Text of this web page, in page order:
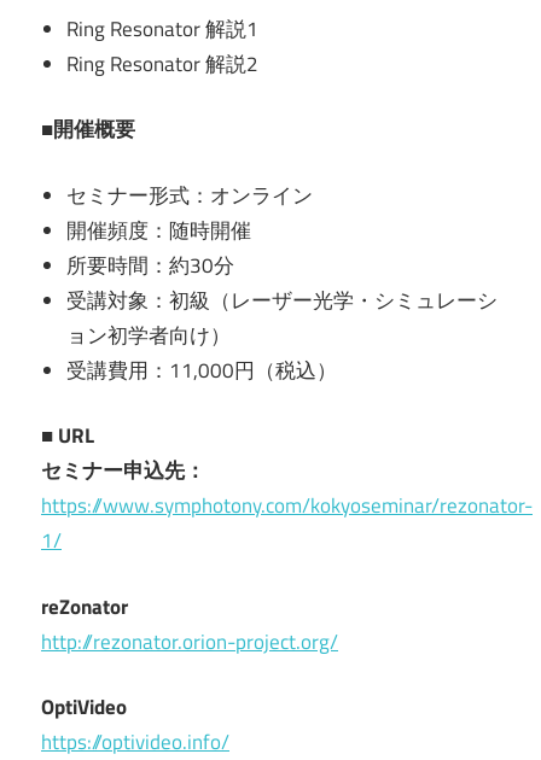
Ring Resonator 解説1
Ring Resonator 解説2
■開催概要
セミナー形式：オンライン
開催頻度：随時開催
所要時間：約30分
受講対象：初級（レーザー光学・シミュレーシ
ョン初学者向け）
受講費用：11,000円（税込）
■ URL
セミナー申込先：
https://www.symphotony.com/kokyoseminar/rezonator-
1/
reZonator
http://rezonator.orion-project.org/
OptiVideo
https://optivideo.info/